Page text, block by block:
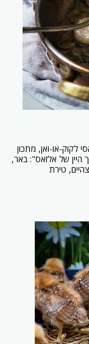
לקוק-או-ואן, מתכון
היין של אלזאס": באר,
טירת